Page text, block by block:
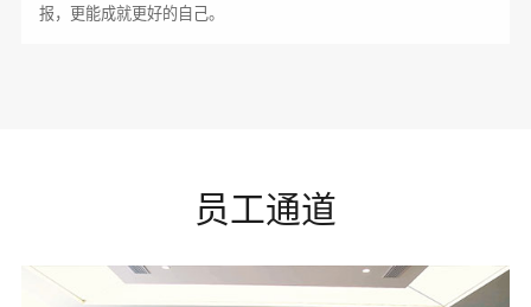
报，更能成就更好的自己。
员工通道